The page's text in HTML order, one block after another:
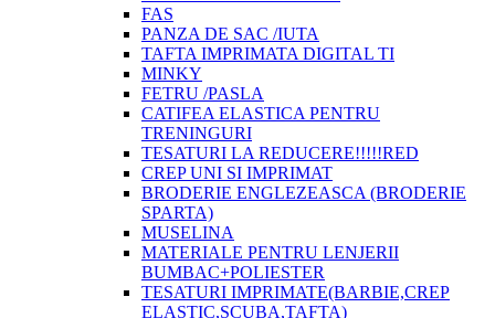
FAS
PANZA DE SAC /IUTA
TAFTA IMPRIMATA DIGITAL TI
MINKY
FETRU /PASLA
CATIFEA ELASTICA PENTRU
TRENINGURI
TESATURI LA REDUCERE!!!!!RED
CREP UNI SI IMPRIMAT
BRODERIE ENGLEZEASCA (BRODERIE
SPARTA)
MUSELINA
MATERIALE PENTRU LENJERII
BUMBAC+POLIESTER
TESATURI IMPRIMATE(BARBIE,CREP
ELASTIC,SCUBA,TAFTA)